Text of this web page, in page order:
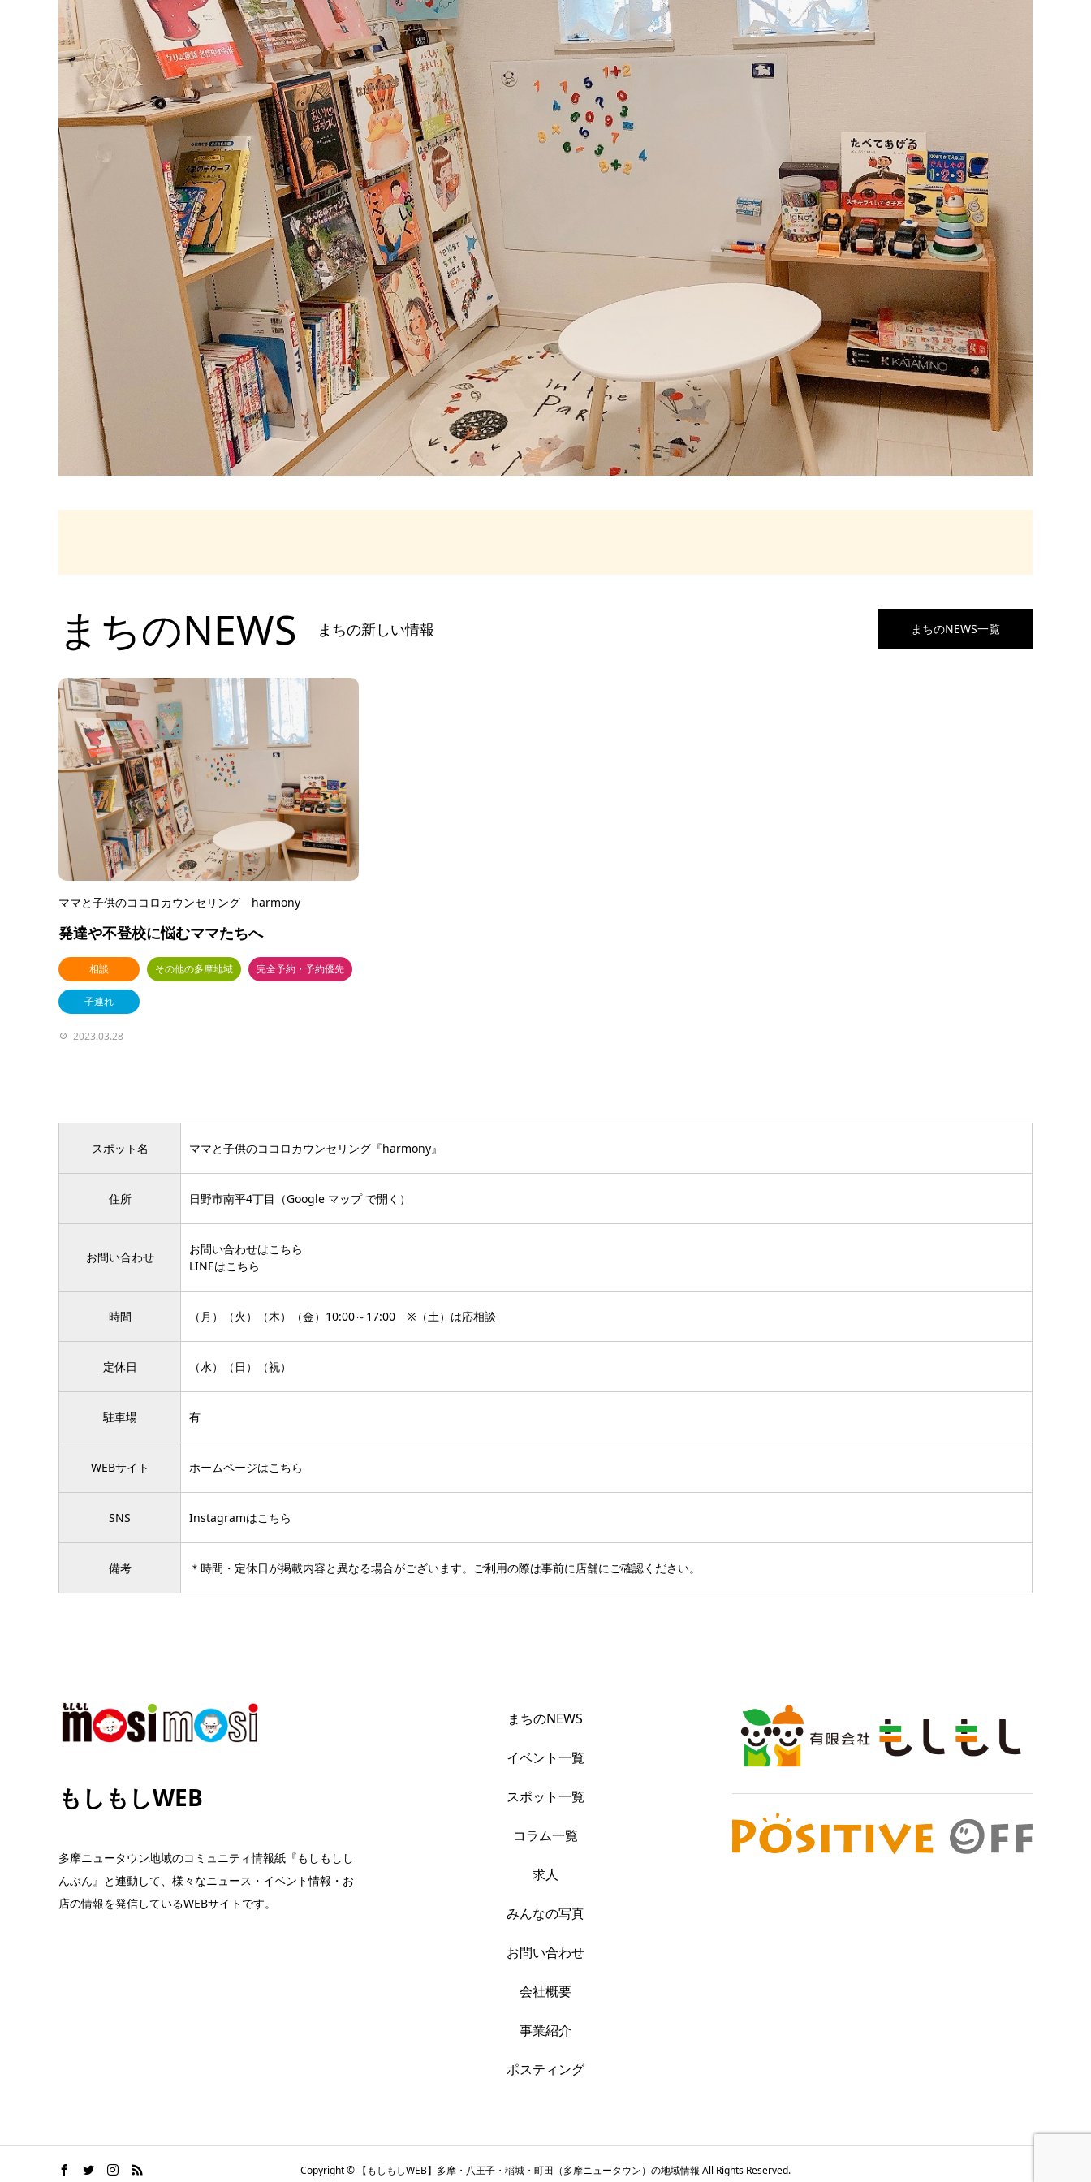
まちのNEWS まちの新しい情報
ママと子供のココロカウンセリング harmony
発達や不登校に悩むママたちへ
相談 その他の多摩地域 完全予約・予約優先
子連れ
2023.03.28
まちのNEWS一覧
スポット名 ママと子供のココロカウンセリング『harmony』
住所 日野市南平4丁目（Google マップ で開く）
お問い合わせ
お問い合わせはこちら
LINEはこちら
時間 （月）（火）（木）（金）10:00～17:00 ※（土）は応相談
定休日 （水）（日）（祝）
駐車場 有
WEBサイト ホームページはこちら
SNS Instagramはこちら
備考 ＊時間・定休日が掲載内容と異なる場合がございます。ご利用の際は事前に店舗にご確認ください。
もしもしWEB
多摩ニュータウン地域のコミュニティ情報紙『もしもしし
んぶん』と連動して、様々なニュース・イベント情報・お
店の情報を発信しているWEBサイトです。
まちのNEWS
イベント一覧
スポット一覧
コラム一覧
求人
みんなの写真
お問い合わせ
会社概要
事業紹介
ポスティング
Copyright © 【もしもしWEB】多摩・八王子・稲城・町田（多摩ニュータウン）の地域情報 All Rights Reserved.